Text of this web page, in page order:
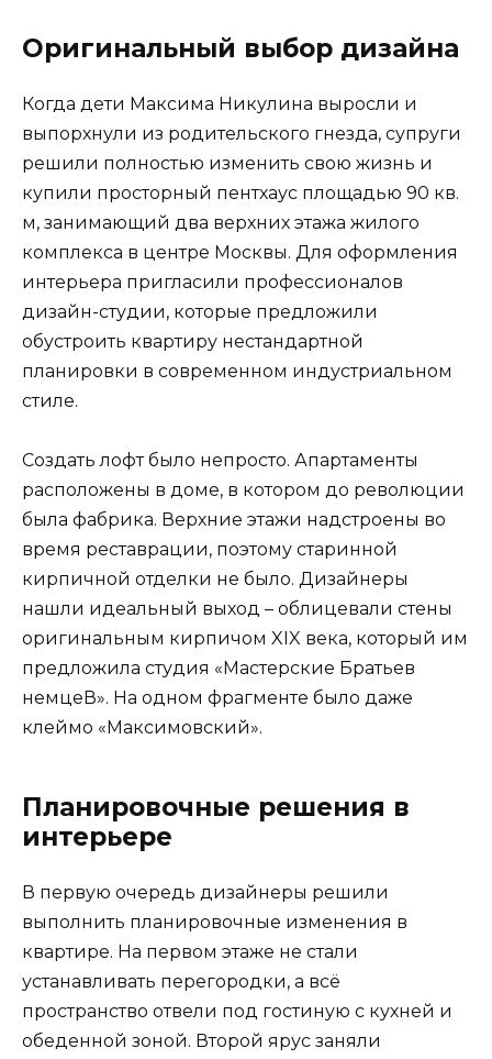
Оригинальный выбор дизайна
Когда дети Максима Никулина выросли и
выпорхнули из родительского гнезда, супруги
решили полностью изменить свою жизнь и
купили просторный пентхаус площадью 90 кв.
м, занимающий два верхних этажа жилого
комплекса в центре Москвы. Для оформления
интерьера пригласили профессионалов
дизайн-студии, которые предложили
обустроить квартиру нестандартной
планировки в современном индустриальном
стиле.
Создать лофт было непросто. Апартаменты
расположены в доме, в котором до революции
была фабрика. Верхние этажи надстроены во
время реставрации, поэтому старинной
кирпичной отделки не было. Дизайнеры
нашли идеальный выход – облицевали стены
оригинальным кирпичом XIX века, который им
предложила студия «Мастерские Братьев
немцеВ». На одном фрагменте было даже
клеймо «Максимовский».
Планировочные решения в
интерьере
В первую очередь дизайнеры решили
выполнить планировочные изменения в
квартире. На первом этаже не стали
устанавливать перегородки, а всё
пространство отвели под гостиную с кухней и
обеденной зоной. Второй ярус заняли